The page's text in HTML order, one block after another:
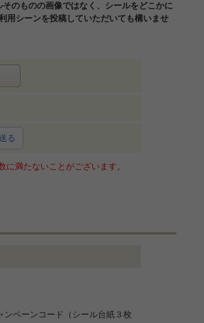
のものの画像ではなく、シールをどこかに
用シーンを投稿していただいても構いませ
る
満たないことがございます。
ペーンコード（シール台紙３枚